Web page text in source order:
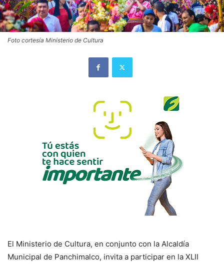
Foto cortesía Ministerio de Cultura
El Ministerio de Cultura, en conjunto con la Alcaldía
Municipal de Panchimalco, invita a participar en la XLII